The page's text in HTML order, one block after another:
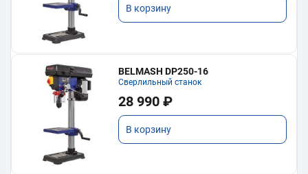
В корзину
BELMASH DP250-16
Сверлильный станок
28 990 ₽
В корзину